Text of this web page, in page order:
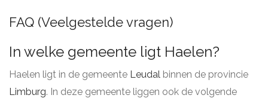
FAQ (Veelgestelde vragen)
In welke gemeente ligt Haelen?
Haelen ligt in de gemeente Leudal binnen de provincie
Limburg. In deze gemeente liggen ook de volgende